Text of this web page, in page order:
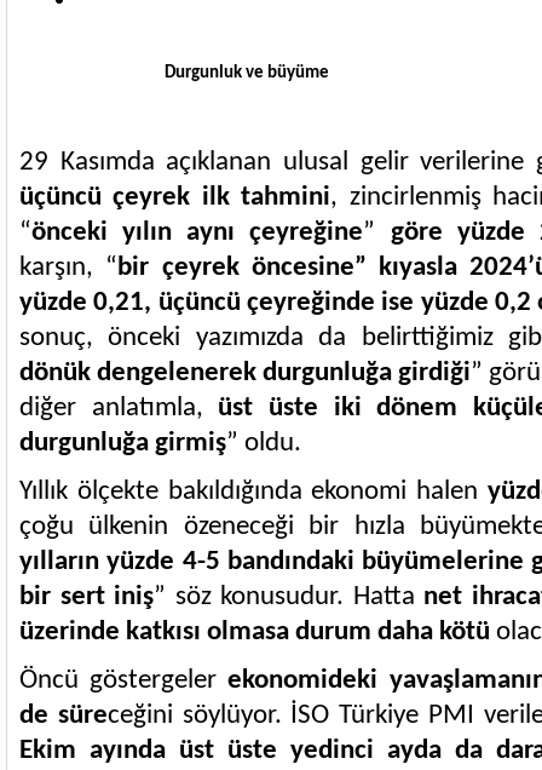
Durgunluk ve büyüme
29 Kasımda açıklanan ulusal gelir
üçüncü çeyrek ilk tahmini, zincirlenmiş
“önceki yılın aynı çeyreğine”
göre yüzde
karşın, “bir çeyrek öncesine” kıyasla
yüzde 0,21, üçüncü çeyreğinde ise yüzde 0,2
sonuç, önceki yazımızda da belirttiğimiz
dönük dengelenerek durgunluğa girdiği”
diğer anlatımla, üst üste iki dönem
durgunluğa girmiş” oldu.
Yıllık ölçekte bakıldığında ekonomi halen
çoğu ülkenin özeneceği bir hızla
yılların yüzde 4-5 bandındaki büyümelerine
bir sert iniş” söz konusudur. Hatta net
üzerinde katkısı olmasa durum daha kötü
Öncü göstergelerekonomideki
de süreceğini söylüyor. İSO Türkiye PMI
Ekim ayında üst üste yedinci ayda da